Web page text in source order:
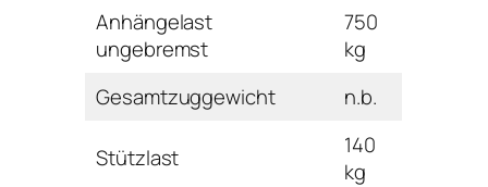
Anhängelast
ungebremst
750
kg
Gesamtzuggewicht
n.b.
Stützlast
140
kg